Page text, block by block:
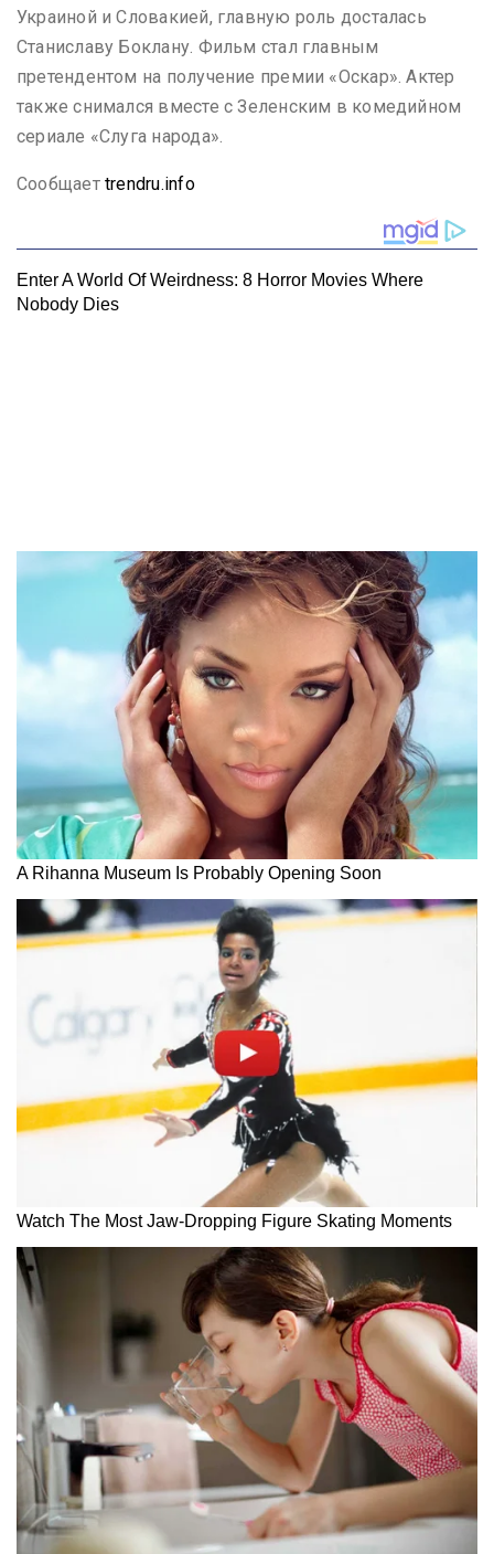
Украиной и Словакией, главную роль досталась
Станиславу Боклану. Фильм стал главным
претендентом на получение премии «Оскар». Актер
также снимался вместе с Зеленским в комедийном
сериале «Слуга народа».
Сообщаетtrendru.info